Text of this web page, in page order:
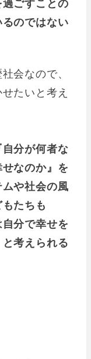
ごすことの
のではない
会なので、
たいと考え
分が何者な
なのか』を
や社会の風
たちも
分で幸せを
考えられる